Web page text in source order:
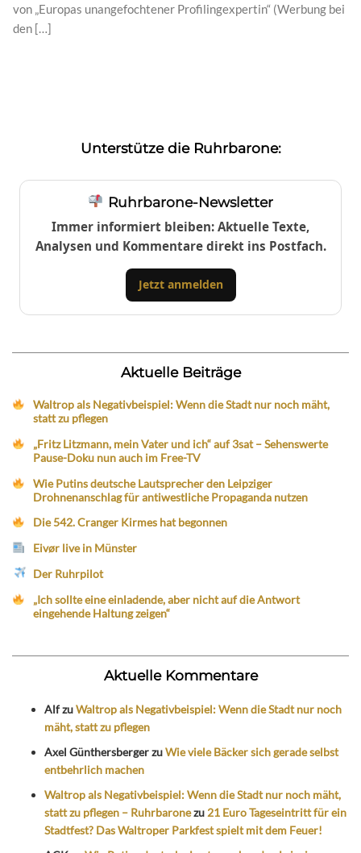
von „Europas unangefochtener Profilingexpertin“ (Werbung bei
den […]
Unterstütze die Ruhrbarone:
Ruhrbarone-Newsletter
Immer informiert bleiben: Aktuelle Texte,
Analysen und Kommentare direkt ins Postfach.
Jetzt anmelden
Aktuelle Beiträge
Waltrop als Negativbeispiel: Wenn die Stadt nur noch mäht,
statt zu pflegen
„Fritz Litzmann, mein Vater und ich“ auf 3sat – Sehenswerte
Pause-Doku nun auch im Free-TV
Wie Putins deutsche Lautsprecher den Leipziger
Drohnenanschlag für antiwestliche Propaganda nutzen
Die 542. Cranger Kirmes hat begonnen
Eivør live in Münster
Der Ruhrpilot
„Ich sollte eine einladende, aber nicht auf die Antwort
eingehende Haltung zeigen“
Aktuelle Kommentare
AlfzuWaltrop als Negativbeispiel: Wenn die Stadt nur noch
mäht, statt zu pflegen
Axel GünthersbergerzuWie viele Bäcker sich gerade selbst
entbehrlich machen
Waltrop als Negativbeispiel: Wenn die Stadt nur noch mäht,
statt zu pflegen – Ruhrbaronezu 21 Euro Tageseintritt für ein
Stadtfest? Das Waltroper Parkfest spielt mit dem Feuer!